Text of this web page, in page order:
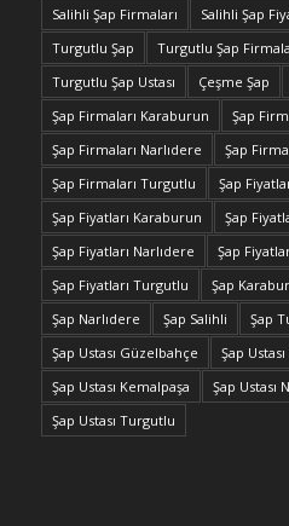
Salihli Şap Firmaları
Salihli Şap
Turgutlu Şap
Turgutlu Şap
Turgutlu Şap Ustası
Çeşme Şap
Şap Firmaları Karaburun
Şap
Şap Firmaları Narlıdere
Şap
Şap Firmaları Turgutlu
Şap
Şap Fiyatları Karaburun
Şap
Şap Fiyatları Narlıdere
Şap
Şap Fiyatları Turgutlu
Şap
Şap Narlıdere
Şap Salihli
Şap
Şap Ustası Güzelbahçe
Şap
Şap Ustası Kemalpaşa
Şap Ustası
Şap Ustası Turgutlu